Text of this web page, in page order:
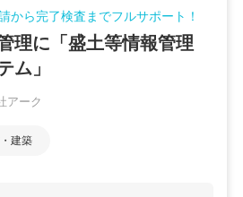
から完了検査までフルサポート！
理に「盛土等情報管理
ム」
アーク
建築